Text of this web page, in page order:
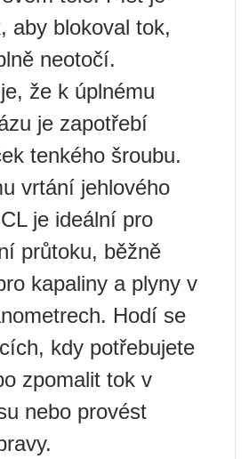
aby blokoval tok,
neotočí.
že k úplnému
je zapotřebí
tenkého šroubu.
vrtání jehlového
je ideální pro
průtoku, běžně
kapaliny a plyny v
Hodí se
kdy potřebujete
zpomalit tok v
nebo provést